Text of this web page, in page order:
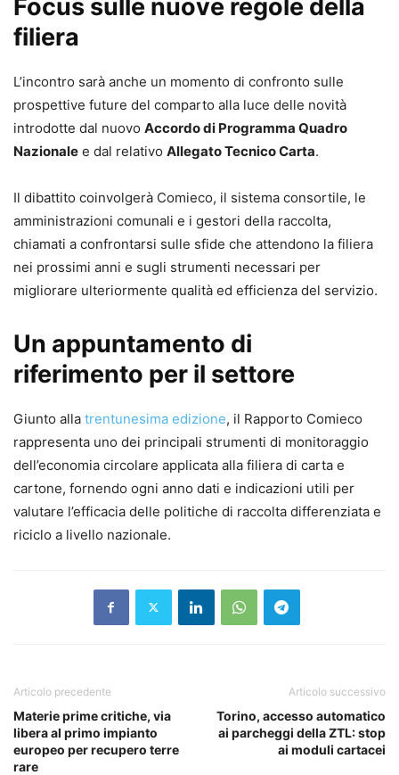
Focus sulle nuove regole della
filiera
L’incontro sarà anche un momento di confronto sulle
prospettive future del comparto alla luce delle novità
introdotte dal nuovo Accordo di Programma Quadro
Nazionale e dal relativo Allegato Tecnico Carta.
Il dibattito coinvolgerà Comieco, il sistema consortile, le
amministrazioni comunali e i gestori della raccolta,
chiamati a confrontarsi sulle sfide che attendono la filiera
nei prossimi anni e sugli strumenti necessari per
migliorare ulteriormente qualità ed efficienza del servizio.
Un appuntamento di
riferimento per il settore
Giunto alla trentunesima edizione, il Rapporto Comieco
rappresenta uno dei principali strumenti di monitoraggio
dell’economia circolare applicata alla filiera di carta e
cartone, fornendo ogni anno dati e indicazioni utili per
valutare l’efficacia delle politiche di raccolta differenziata e
riciclo a livello nazionale.
Articolo precedente
Materie prime critiche, via
libera al primo impianto
europeo per recupero terre
rare
Articolo successivo
Torino, accesso automatico
ai parcheggi della ZTL: stop
ai moduli cartacei